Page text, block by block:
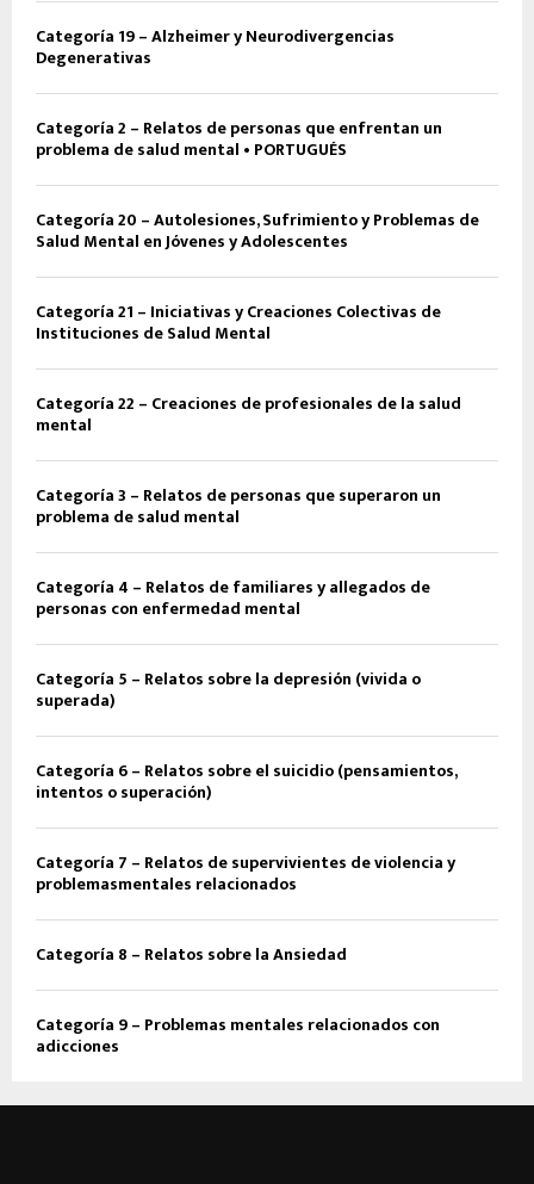
Categoría 19 – Alzheimer y Neurodivergencias
Degenerativas
Categoría 2 – Relatos de personas que enfrentan un
problema de salud mental • PORTUGUÉS
Categoría 20 – Autolesiones, Sufrimiento y Problemas de
Salud Mental en Jóvenes y Adolescentes
Categoría 21 – Iniciativas y Creaciones Colectivas de
Instituciones de Salud Mental
Categoría 22 – Creaciones de profesionales de la salud
mental
Categoría 3 – Relatos de personas que superaron un
problema de salud mental
Categoría 4 – Relatos de familiares y allegados de
personas con enfermedad mental
Categoría 5 – Relatos sobre la depresión (vivida o
superada)
Categoría 6 – Relatos sobre el suicidio (pensamientos,
intentos o superación)
Categoría 7 – Relatos de supervivientes de violencia y
problemasmentales relacionados
Categoría 8 – Relatos sobre la Ansiedad
Categoría 9 – Problemas mentales relacionados con
adicciones